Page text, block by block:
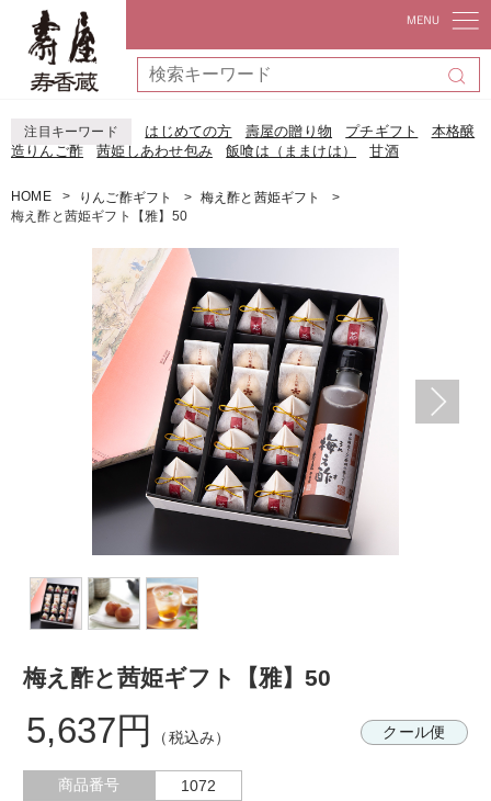
注目キーワード はじめての方 壽屋の贈り物 プチギフト
本格醸
造りんご酢
茜姫しあわせ包み 飯喰は（ままけは） 甘酒
HOME りんご酢ギフト
梅え酢と茜姫ギフト
梅え酢と茜姫ギフト【雅】50
梅え酢と茜姫ギフト【雅】50
クール便
5,637円 （税込み）
商品番号 1072